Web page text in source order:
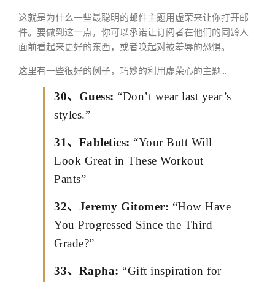
这就是为什么一些最聪明的邮件主题用虚荣来让你打开邮
件。要做到这一点，你可以承诺让订阅者在他们的同龄人
面前看起来更好的东西，或者唤起对被羞辱的恐惧。
这里有一些很好的例子，巧妙的利用虚荣心的主题…
30、Guess: “Don’t wear last year’s
styles.”
31、Fabletics: “Your Butt Will
Look Great in These Workout
Pants”
32、Jeremy Gitomer: “How Have
You Progressed Since the Third
Grade?”
33、Rapha: “Gift inspiration for